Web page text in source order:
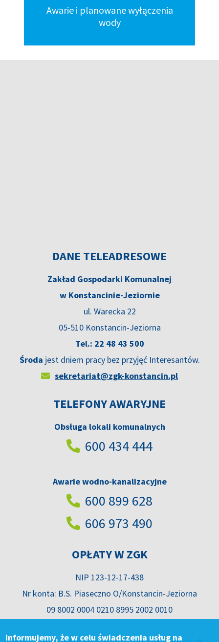
Informujemy, że w celu świadczenia usług na
Awarie i planowane wyłączenia
wody
DANE TELEADRESOWE
Zakład Gospodarki Komunalnej
w Konstancinie-Jeziornie
ul. Warecka 22
05-510 Konstancin-Jeziorna
Tel.: 22 48 43 500
Środa jest dniem pracy bez przyjęć Interesantów.
sekretariat@zgk-konstancin.pl
TELEFONY AWARYJNE
Obsługa lokali komunalnych
600 434 444
Awarie wodno-kanalizacyjne
600 899 628
606 973 490
OPŁATY W ZGK
NIP 123-12-17-438
Nr konta: B.S. Piaseczno O/Konstancin-Jeziorna
09 8002 0004 0210 8995 2002 0010